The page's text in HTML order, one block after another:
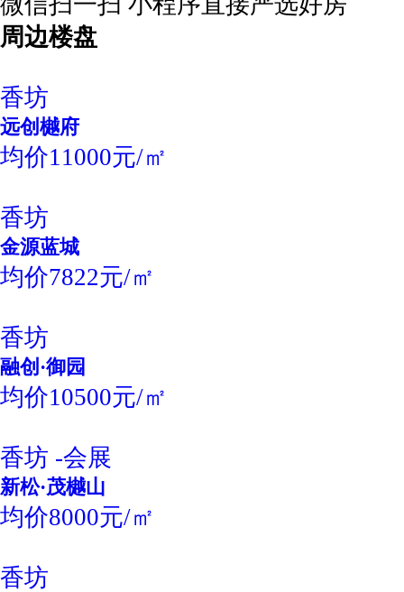
周边楼盘
香坊
远创樾府
均价11000元/㎡
香坊
金源蓝城
均价7822元/㎡
香坊
融创·御园
均价10500元/㎡
香坊 -会展
新松·茂樾山
均价8000元/㎡
香坊